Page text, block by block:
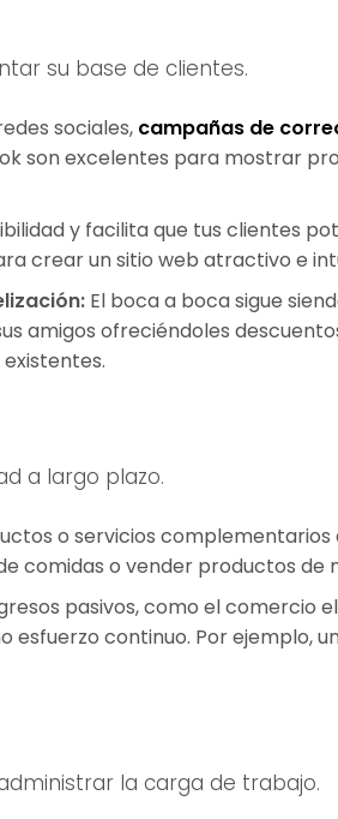
su base de clientes.
sociales, campañas de
son excelentes para mostrar
y facilita que tus clientes
crear un sitio web atractivo e
El boca a boca sigue
amigos ofreciéndoles
a largo plazo.
o servicios complementarios
comidas o vender productos de
pasivos, como el comercio
continuo. Por ejemplo,
la carga de trabajo.